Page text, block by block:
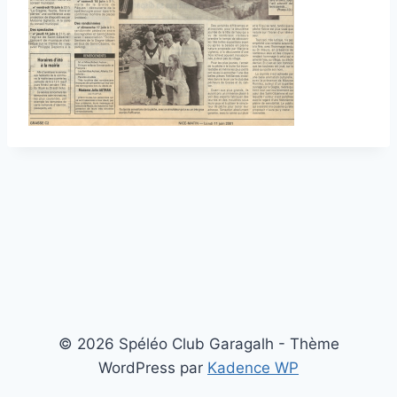
© 2026 Spéléo Club Garagalh - Thème
WordPress par Kadence WP